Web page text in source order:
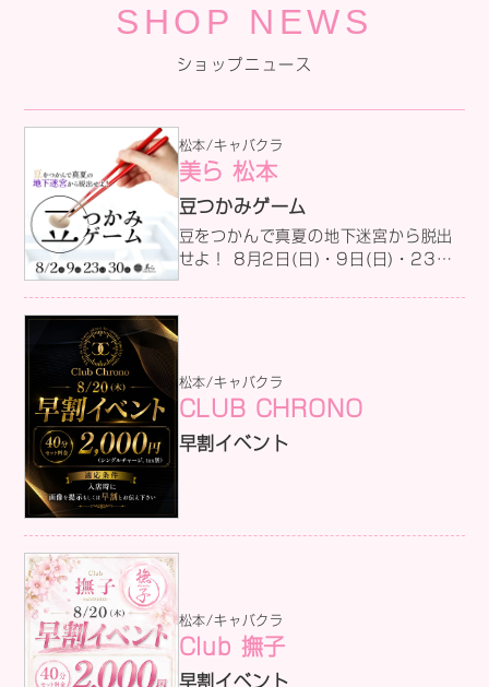
SHOP NEWS
ショップニュース
松本/キャバクラ
美ら 松本
豆つかみゲーム
豆をつかんで真夏の地下迷宮から脱出
せよ！ 8月2日(日)・9日(日)・23日
(日)・30日(日) ある日真夏の地下迷路
ユキヒトを名乗る迷路の支配者が現れ
てこう告げる。「この豆つかみ競争に
勝てた者だけが出る権利を与えよ
う……」。自分の器用さが試される絶
松本/キャバクラ
CLUB CHRONO
早割イベント
松本/キャバクラ
Club 撫子
早割イベント